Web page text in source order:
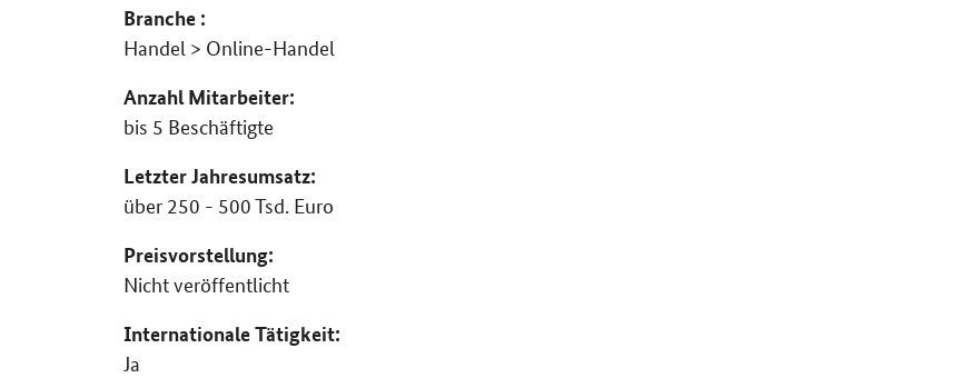
Branche :
Handel > Online-Handel
Anzahl Mitarbeiter:
bis 5 Beschäftigte
Letzter Jahresumsatz:
über 250 - 500 Tsd. Euro
Preisvorstellung:
Nicht veröffentlicht
Internationale Tätigkeit:
Ja